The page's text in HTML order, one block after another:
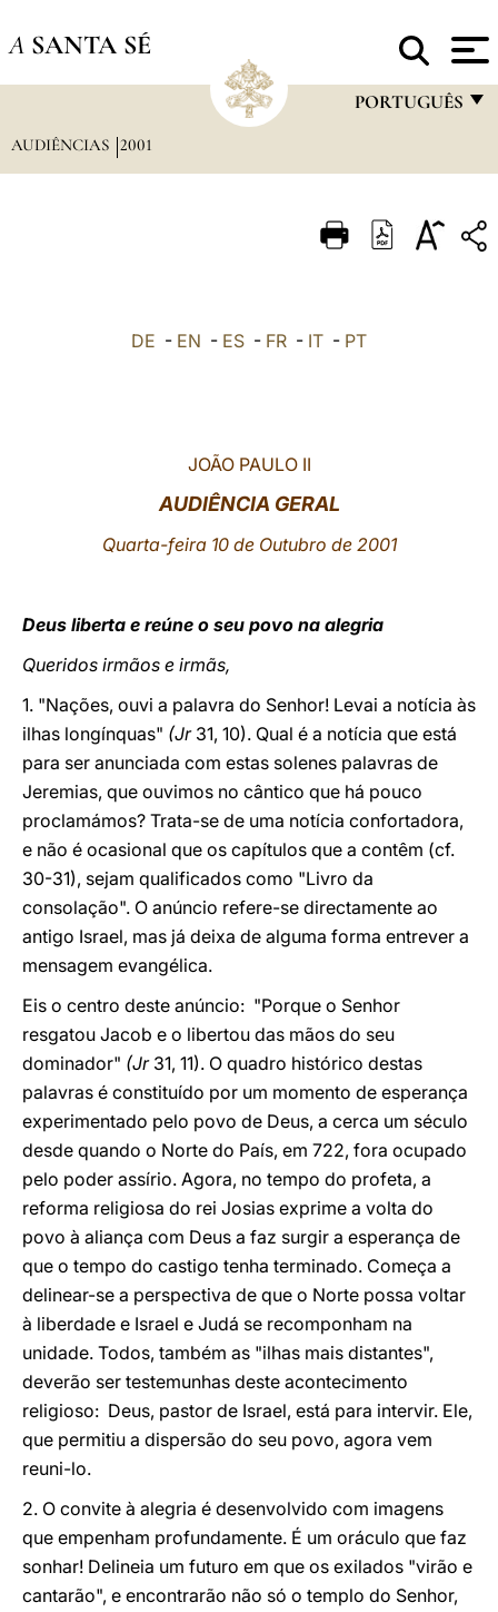
A SANTA SÉ
PORTUGUÊS
ITALIANO
LATINE
AUDIÊNCIAS 2001
DE - EN - ES - FR - IT - PT
JOÃO PAULO II
AUDIÊNCIA GERAL
Quarta-feira 10 de Outubro de 2001
Deus liberta e reúne o seu povo na alegria
Queridos irmãos e irmãs,
1. "Nações, ouvi a palavra do Senhor! Levai a notícia às
ilhas longínquas" (Jr 31, 10). Qual é a notícia que está
para ser anunciada com estas solenes palavras de
Jeremias, que ouvimos no cântico que há pouco
proclamámos? Trata-se de uma notícia confortadora,
e não é ocasional que os capítulos que a contêm (cf.
30-31), sejam qualificados como "Livro da
consolação". O anúncio refere-se directamente ao
antigo Israel, mas já deixa de alguma forma entrever a
mensagem evangélica.
Eis o centro deste anúncio: "Porque o Senhor
resgatou Jacob e o libertou das mãos do seu
dominador" (Jr 31, 11). O quadro histórico destas
palavras é constituído por um momento de esperança
experimentado pelo povo de Deus, a cerca um século
desde quando o Norte do País, em 722, fora ocupado
pelo poder assírio. Agora, no tempo do profeta, a
reforma religiosa do rei Josias exprime a volta do
povo à aliança com Deus a faz surgir a esperança de
que o tempo do castigo tenha terminado. Começa a
delinear-se a perspectiva de que o Norte possa voltar
à liberdade e Israel e Judá se recomponham na
unidade. Todos, também as "ilhas mais distantes",
deverão ser testemunhas deste acontecimento
religioso: Deus, pastor de Israel, está para intervir. Ele,
que permitiu a dispersão do seu povo, agora vem
reuni-lo.
2. O convite à alegria é desenvolvido com imagens
que empenham profundamente. É um oráculo que faz
sonhar! Delineia um futuro em que os exilados "virão e
cantarão", e encontrarão não só o templo do Senhor,